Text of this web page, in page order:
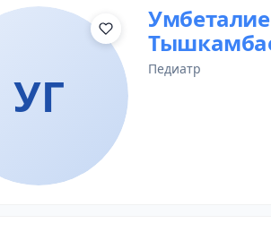
УГ педиатр